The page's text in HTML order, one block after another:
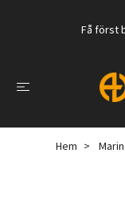
Få först
Hem Marin